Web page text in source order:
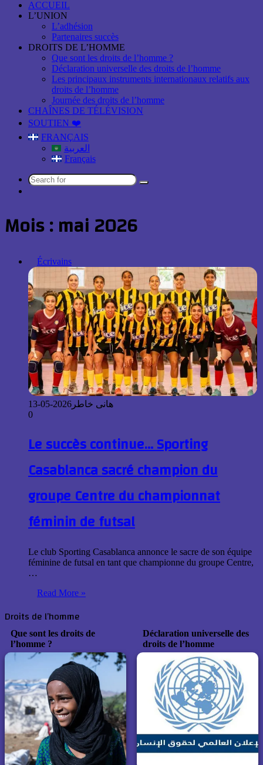
ACCUEIL
L’UNION
L’adhésion
Partenaires succès
DROITS DE L’HOMME
Que sont les droits de l’homme ?
Déclaration universelle des droits de l’homme
Les principaux instruments internationaux relatifs aux
droits de l’homme
Journée des droits de l’homme
CHAÎNES DE TÉLÉVISION
SOUTIEN ❤️
FRANÇAIS
العربية
Français
Search
Mois :mai 2026
Écrivains
هانى خاطر 2026-05-13
0
Le succès continue… Sporting
Casablanca sacré champion du
groupe Centre du championnat
féminin de futsal
Le club Sporting Casablanca annonce le sacre de son équipe
féminine de futsal en tant que championne du groupe Centre,
…
Read More »
Droits de l’homme
Que sont les droits de
l’homme ?
Déclaration universelle des
droits de l’homme